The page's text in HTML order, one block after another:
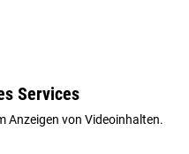
Services
Anzeigen von Videoinhalten.